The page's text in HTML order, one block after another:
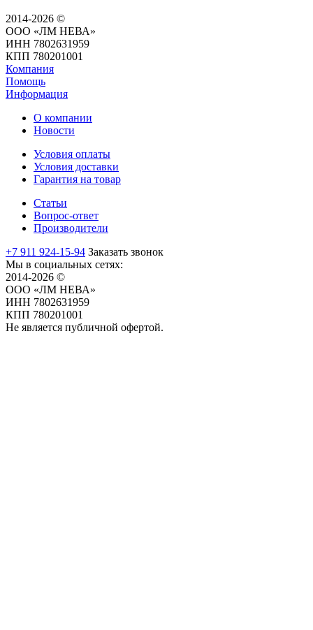
2014-2026 ©
ООО «ЛМ НЕВА»
ИНН 7802631959
КПП 780201001
Компания
Помощь
Информация
О компании
Новости
Условия оплаты
Условия доставки
Гарантия на товар
Статьи
Вопрос-ответ
Производители
+7 911 924-15-94 Заказать звонок
Мы в социальных сетях:
2014-2026 ©
ООО «ЛМ НЕВА»
ИНН 7802631959
КПП 780201001
Не является публичной офертой.